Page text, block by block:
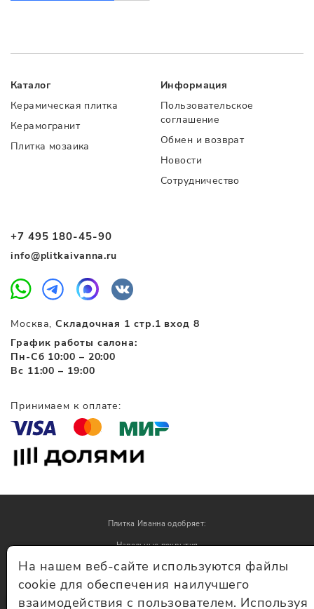
+7 495 180-45-90
info@plitkaivanna.ru
Москва,Складочная 1 стр.1 вход 8
График работы салона:
Пн-Сб 10:00 – 20:00
Вс 11:00 – 19:00
Каталог
Керамическая плитка
Керамогранит
Плитка мозаика
Информация
Пользовательское
соглашение
Обмен и возврат
Новости
Сотрудничество
Принимаем к оплате:
Плитка Иванна одобряет:
Напольные покрытия
Обои
На нашем веб-сайте используются файлы
cookie для обеспечения наилучшего
взаимодействия с пользователем. Используя